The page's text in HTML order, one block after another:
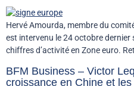
Hervé Amourda, membre du
est intervenu le 24 octobre
chiffres d’activité en Zone euro.
BFM Business – Victor
croissance en Chine et